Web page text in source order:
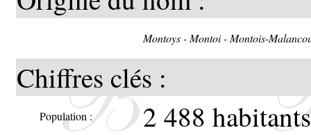
pied
Site de
Montoys - Montoi - Montois-
Chiffres clés :
Population : 2 488